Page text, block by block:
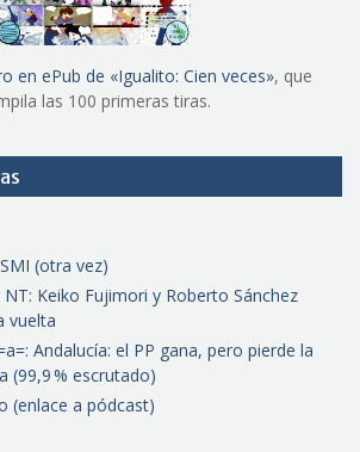
en ePub de «Igualito: Cien veces», que
las 100 primeras tiras.
(otra vez)
Keiko Fujimori y Roberto Sánchez
vuelta
Andalucía: el PP gana, pero pierde la
(99,9 % escrutado)
(enlace a pódcast)